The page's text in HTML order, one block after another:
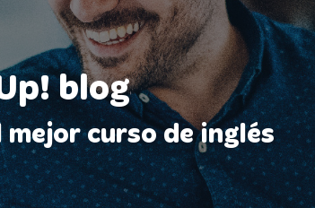
blog
curso de inglés